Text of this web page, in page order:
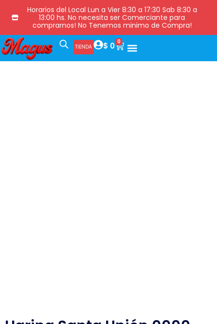
Horarios del Local Lun a Vier 8:30 a 17:30 Sab 8:30 a
13:00 hs. No necesita ser Comerciante para
comprarnos! No Tenemos minimo de Compra!
TIENDA $ 0 0